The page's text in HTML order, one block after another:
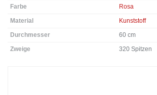
Farbe
Rosa
Material
Kunststoff
Durchmesser
60 cm
Zweige
320 Spitzen